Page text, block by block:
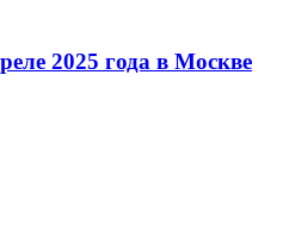
2025 года в Москве